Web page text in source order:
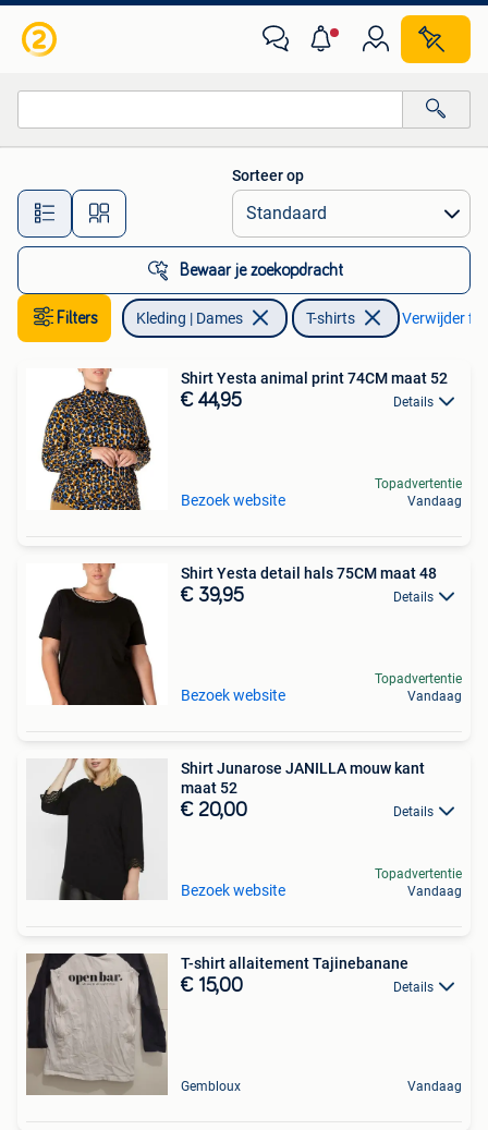
Alle afstanden…
Sorteer op
Bewaar je zoekopdracht
Filters Kleding | Dames T-shirts Verwijder
Shirt Yesta animal print 74CM maat 52
€ 44,95 Details
Bezoek website
Topadvertentie
Vandaag
Shirt Yesta detail hals 75CM maat 48
€ 39,95 Details
Bezoek website
Topadvertentie
Vandaag
Shirt Junarose JANILLA mouw kant
maat 52
€ 20,00 Details
Bezoek website
Topadvertentie
Vandaag
T-shirt allaitement Tajinebanane
€ 15,00 Details
Gembloux Vandaag